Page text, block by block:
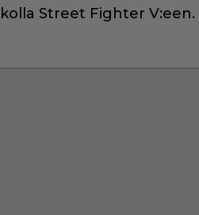
Street Fighter V:een.